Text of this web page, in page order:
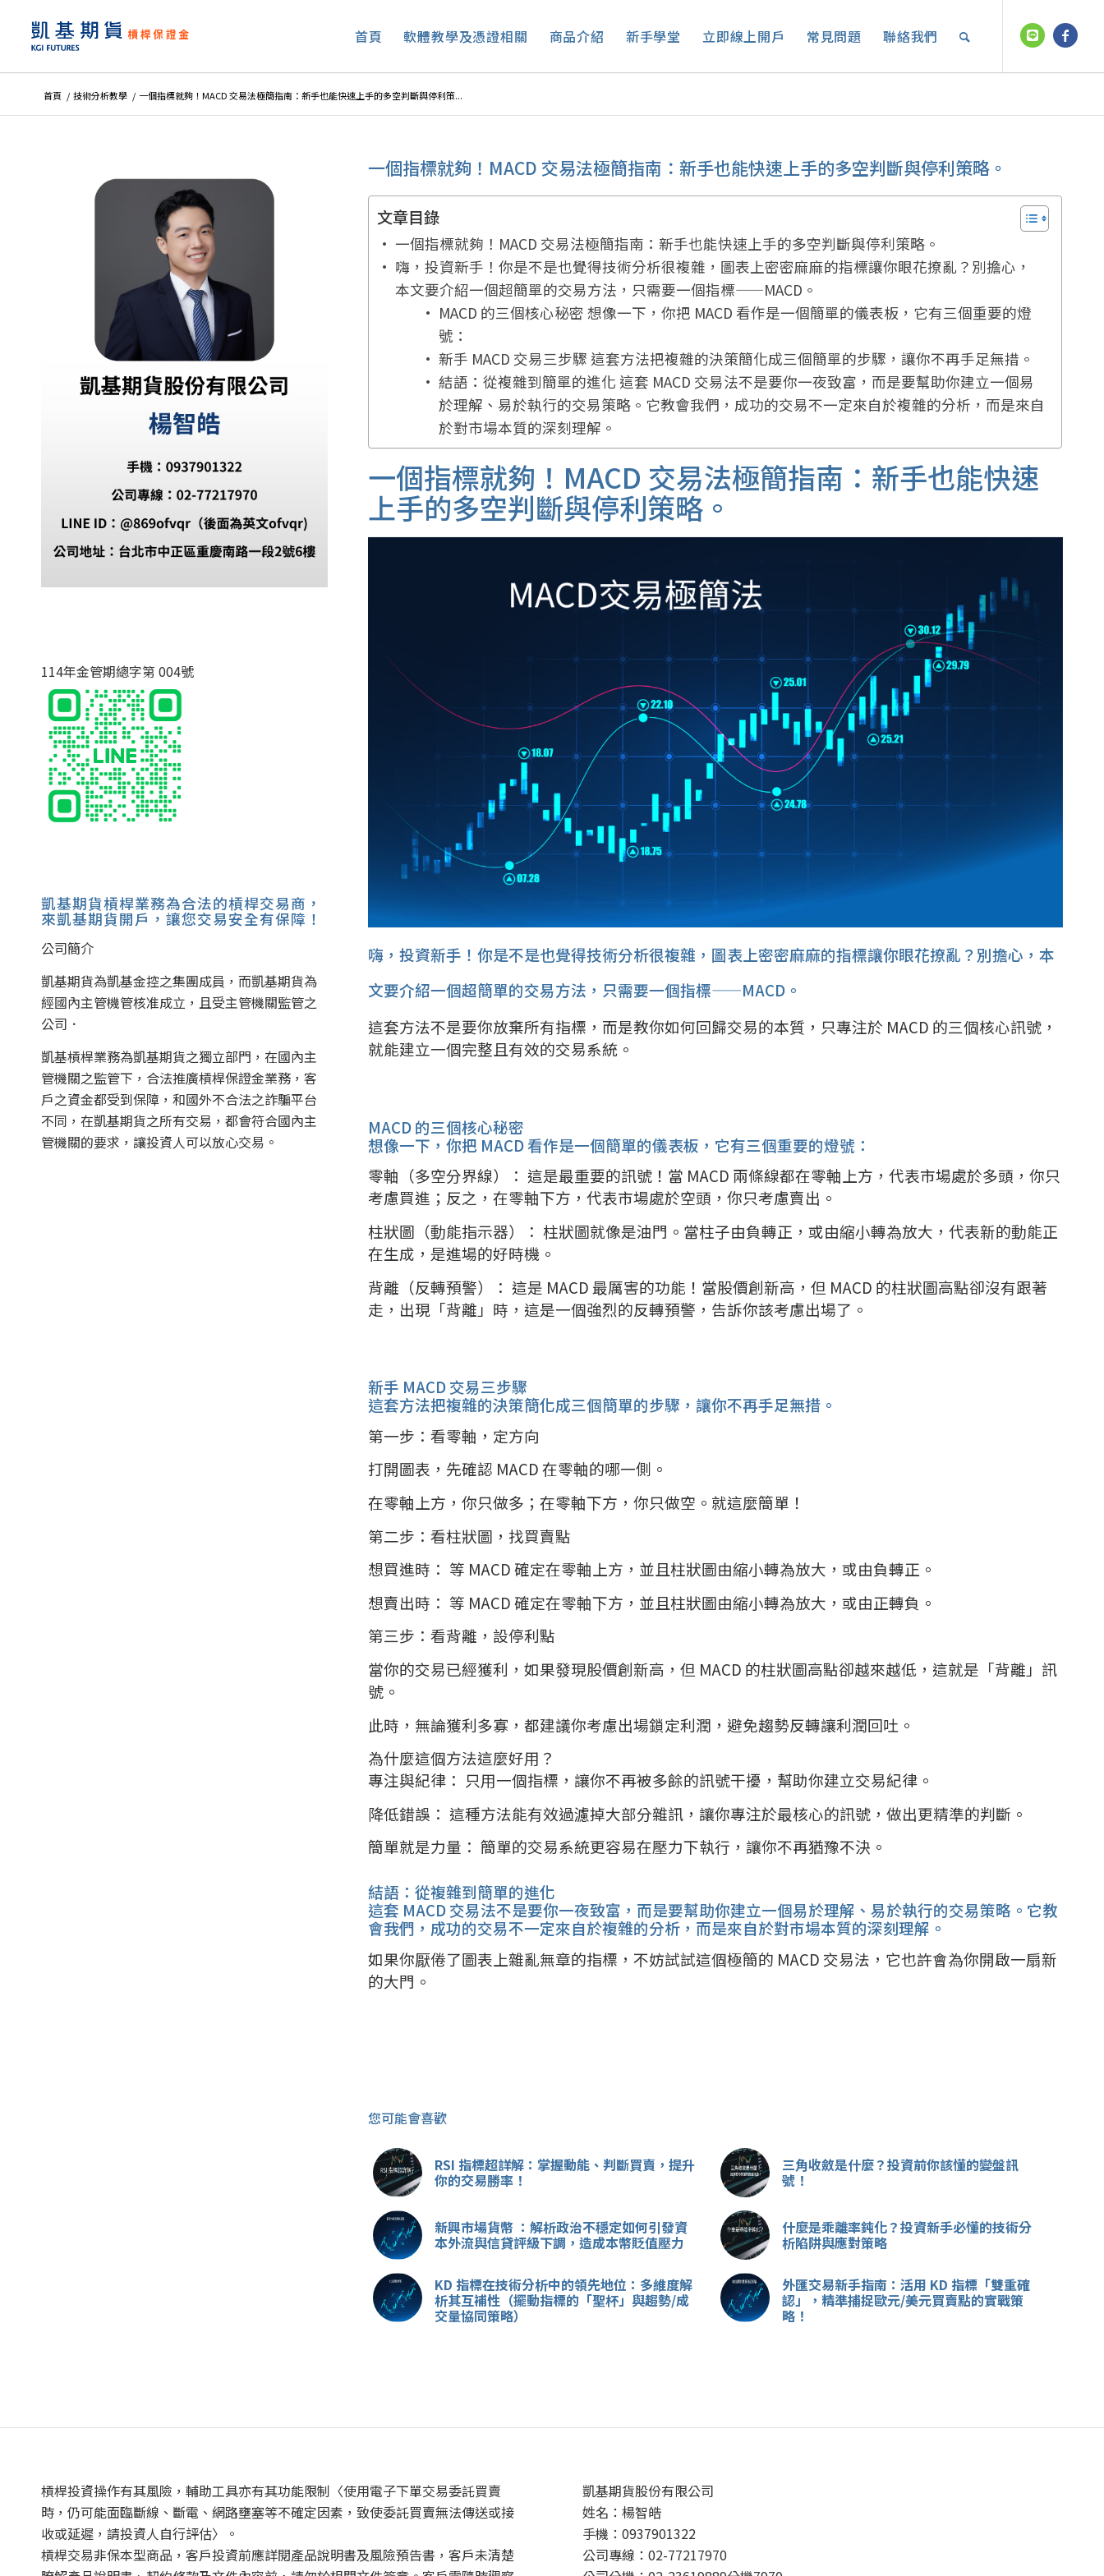
首頁 軟體教學及憑證相關 商品介紹 新手學堂 立即線上開戶 常見問題 聯絡我們
首頁 / 技術分析教學 / 一個指標就夠！MACD 交易法極簡指南：新手也能快速上手的多空判斷與停利策...
一個指標就夠！MACD 交易法極簡指南：新手也能快速上手的多空判斷與停利策略。
文章目錄
一個指標就夠！MACD 交易法極簡指南：新手也能快速上手的多空判斷與停利策略。
嗨，投資新手！你是不是也覺得技術分析很複雜，圖表上密密麻麻的指標讓你眼花撩亂？別擔心，
本文要介紹一個超簡單的交易方法，只需要一個指標——MACD。
MACD 的三個核心秘密 想像一下，你把 MACD 看作是一個簡單的儀表板，它有三個重要的燈
號：
新手 MACD 交易三步驟 這套方法把複雜的決策簡化成三個簡單的步驟，讓你不再手足無措。
結語：從複雜到簡單的進化 這套 MACD 交易法不是要你一夜致富，而是要幫助你建立一個易
於理解、易於執行的交易策略。它教會我們，成功的交易不一定來自於複雜的分析，而是來自
於對市場本質的深刻理解。
一個指標就夠！MACD 交易法極簡指南：新手也能快速
上手的多空判斷與停利策略。
嗨，投資新手！你是不是也覺得技術分析很複雜，圖表上密密麻麻的指標讓你眼花撩亂？別擔心，本
文要介紹一個超簡單的交易方法，只需要一個指標——MACD。
這套方法不是要你放棄所有指標，而是教你如何回歸交易的本質，只專注於 MACD 的三個核心訊號，
就能建立一個完整且有效的交易系統。
MACD 的三個核心秘密
想像一下，你把 MACD 看作是一個簡單的儀表板，它有三個重要的燈號：
零軸（多空分界線）： 這是最重要的訊號！當 MACD 兩條線都在零軸上方，代表市場處於多頭，你只
考慮買進；反之，在零軸下方，代表市場處於空頭，你只考慮賣出。
柱狀圖（動能指示器）： 柱狀圖就像是油門。當柱子由負轉正，或由縮小轉為放大，代表新的動能正
在生成，是進場的好時機。
背離（反轉預警）： 這是 MACD 最厲害的功能！當股價創新高，但 MACD 的柱狀圖高點卻沒有跟著
走，出現「背離」時，這是一個強烈的反轉預警，告訴你該考慮出場了。
新手 MACD 交易三步驟
這套方法把複雜的決策簡化成三個簡單的步驟，讓你不再手足無措。
第一步：看零軸，定方向
打開圖表，先確認 MACD 在零軸的哪一側。
在零軸上方，你只做多；在零軸下方，你只做空。就這麼簡單！
第二步：看柱狀圖，找買賣點
想買進時： 等 MACD 確定在零軸上方，並且柱狀圖由縮小轉為放大，或由負轉正。
想賣出時： 等 MACD 確定在零軸下方，並且柱狀圖由縮小轉為放大，或由正轉負。
第三步：看背離，設停利點
當你的交易已經獲利，如果發現股價創新高，但 MACD 的柱狀圖高點卻越來越低，這就是「背離」訊
號。
此時，無論獲利多寡，都建議你考慮出場鎖定利潤，避免趨勢反轉讓利潤回吐。
為什麼這個方法這麼好用？
專注與紀律： 只用一個指標，讓你不再被多餘的訊號干擾，幫助你建立交易紀律。
降低錯誤： 這種方法能有效過濾掉大部分雜訊，讓你專注於最核心的訊號，做出更精準的判斷。
簡單就是力量： 簡單的交易系統更容易在壓力下執行，讓你不再猶豫不決。
結語：從複雜到簡單的進化
這套 MACD 交易法不是要你一夜致富，而是要幫助你建立一個易於理解、易於執行的交易策略。它教
會我們，成功的交易不一定來自於複雜的分析，而是來自於對市場本質的深刻理解。
如果你厭倦了圖表上雜亂無章的指標，不妨試試這個極簡的 MACD 交易法，它也許會為你開啟一扇新
的大門。
您可能會喜歡
RSI 指標超詳解：掌握動能、判斷買賣，提升
你的交易勝率！
三角收斂是什麼？投資前你該懂的變盤訊
號！
新興市場貨幣 ：解析政治不穩定如何引發資
本外流與信貸評級下調，造成本幣貶值壓力
什麼是乖離率鈍化？投資新手必懂的技術分
析陷阱與應對策略
KD 指標在技術分析中的領先地位：多維度解
析其互補性（擺動指標的「聖杯」與趨勢/成
交量協同策略）
外匯交易新手指南：活用 KD 指標「雙重確
認」，精準捕捉歐元/美元買賣點的實戰策
略！
114年金管期總字第 004號
凱基期貨槓桿業務為合法的槓桿交易商，
來凱基期貨開戶，讓您交易安全有保障！
公司簡介
凱基期貨為凱基金控之集團成員，而凱基期貨為
經國內主管機管核准成立，且受主管機關監管之
公司．
凱基槓桿業務為凱基期貨之獨立部門，在國內主
管機關之監管下，合法推廣槓桿保證金業務，客
戶之資金都受到保障，和國外不合法之詐騙平台
不同，在凱基期貨之所有交易，都會符合國內主
管機關的要求，讓投資人可以放心交易。
槓桿投資操作有其風險，輔助工具亦有其功能限制〈使用電子下單交易委託買賣
時，仍可能面臨斷線、斷電、網路壅塞等不確定因素，致使委託買賣無法傳送或接
收或延遲，請投資人自行評估〉。
槓桿交易非保本型商品，客戶投資前應詳閱產品說明書及風險預告書，客戶未清楚
凱基期貨股份有限公司
姓名：楊智皓
手機：0937901322
公司專線：02-77217970